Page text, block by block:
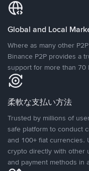
Global and Local
Where as many other
Binance P2P provides a
support for more than 70
柔軟な支払い方法
Trusted by millions of
safe platform to conduct
and 100+ fiat currencies.
crypto directly with other
and payment methods in